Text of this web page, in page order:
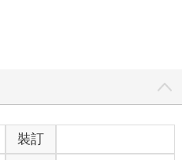
裝訂